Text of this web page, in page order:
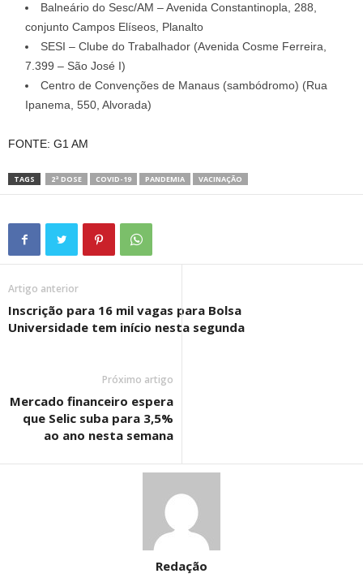
Balneário do Sesc/AM – Avenida Constantinopla, 288,
conjunto Campos Elíseos, Planalto
SESI – Clube do Trabalhador (Avenida Cosme Ferreira,
7.399 – São José I)
Centro de Convenções de Manaus (sambódromo) (Rua
Ipanema, 550, Alvorada)
FONTE: G1 AM
TAGS 2ª DOSE COVID-19 PANDEMIA VACINAÇÃO
Artigo anterior
Inscrição para 16 mil vagas para Bolsa
Universidade tem início nesta segunda
Próximo artigo
Mercado financeiro espera
que Selic suba para 3,5%
ao ano nesta semana
Redação